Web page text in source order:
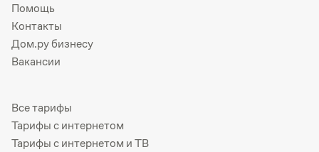
Помощь
Контакты
Дом.ру бизнесу
Вакансии
Все тарифы
Тарифы с интернетом
Тарифы с интернетом и ТВ